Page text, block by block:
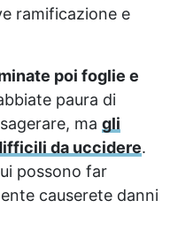
ramificazione e
poi foglie e
paura di
ma gli
da uccidere.
possono far
causerete danni